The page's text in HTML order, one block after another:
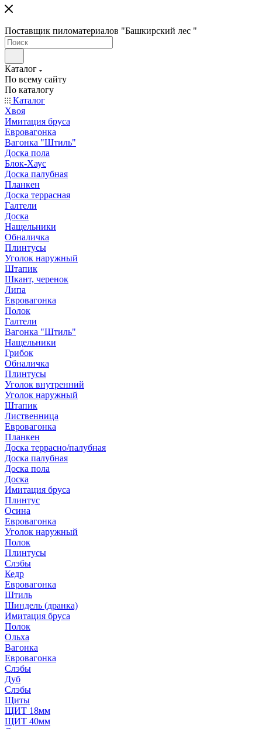
Поставщик пиломатериалов "Башкирский лес "
Каталог
По всему сайту
По каталогу
Каталог
Хвоя
Имитация бруса
Евровагонка
Вагонка "Штиль"
Доска пола
Блок-Хаус
Доска палубная
Планкен
Доска террасная
Галтели
Доска
Нащельники
Обналичка
Плинтусы
Уголок наружный
Штапик
Шкант, черенок
Липа
Евровагонка
Полок
Галтели
Вагонка "Штиль"
Нащельники
Грибок
Обналичка
Плинтусы
Уголок внутренний
Уголок наружный
Штапик
Лиственница
Евровагонка
Планкен
Доска террасно/палубная
Доска палубная
Доска пола
Доска
Имитация бруса
Плинтус
Осина
Евровагонка
Уголок наружный
Полок
Плинтусы
Слэбы
Кедр
Евровагонка
Штиль
Шиндель (дранка)
Имитация бруса
Полок
Ольха
Вагонка
Евровагонка
Слэбы
Дуб
Слэбы
Щиты
ЩИТ 18мм
ЩИТ 40мм